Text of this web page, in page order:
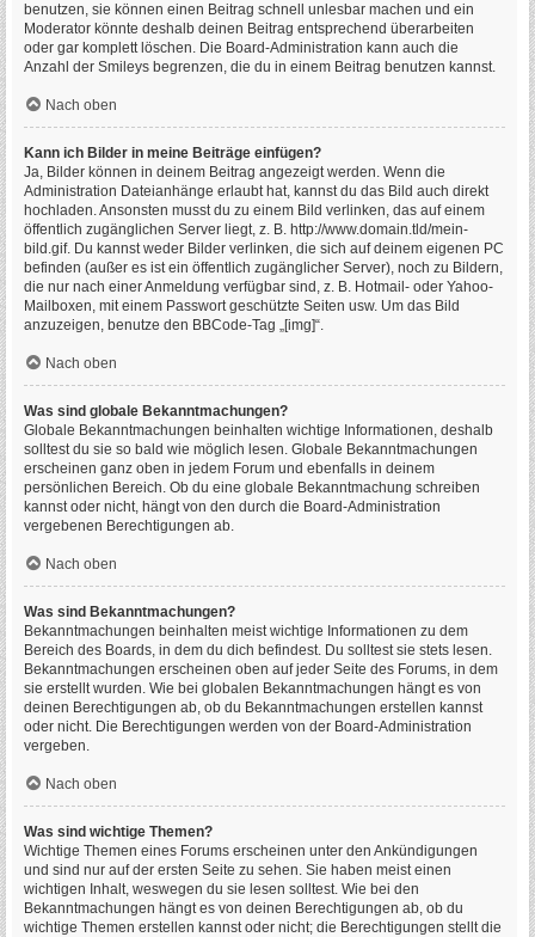
benutzen, sie können einen Beitrag schnell unlesbar machen und ein
Moderator könnte deshalb deinen Beitrag entsprechend überarbeiten
oder gar komplett löschen. Die Board-Administration kann auch die
Anzahl der Smileys begrenzen, die du in einem Beitrag benutzen kannst.
Nach oben
Kann ich Bilder in meine Beiträge einfügen?
Ja, Bilder können in deinem Beitrag angezeigt werden. Wenn die
Administration Dateianhänge erlaubt hat, kannst du das Bild auch direkt
hochladen. Ansonsten musst du zu einem Bild verlinken, das auf einem
öffentlich zugänglichen Server liegt, z. B. http://www.domain.tld/mein-
bild.gif. Du kannst weder Bilder verlinken, die sich auf deinem eigenen PC
befinden (außer es ist ein öffentlich zugänglicher Server), noch zu Bildern,
die nur nach einer Anmeldung verfügbar sind, z. B. Hotmail- oder Yahoo-
Mailboxen, mit einem Passwort geschützte Seiten usw. Um das Bild
anzuzeigen, benutze den BBCode-Tag „[img]“.
Nach oben
Was sind globale Bekanntmachungen?
Globale Bekanntmachungen beinhalten wichtige Informationen, deshalb
solltest du sie so bald wie möglich lesen. Globale Bekanntmachungen
erscheinen ganz oben in jedem Forum und ebenfalls in deinem
persönlichen Bereich. Ob du eine globale Bekanntmachung schreiben
kannst oder nicht, hängt von den durch die Board-Administration
vergebenen Berechtigungen ab.
Nach oben
Was sind Bekanntmachungen?
Bekanntmachungen beinhalten meist wichtige Informationen zu dem
Bereich des Boards, in dem du dich befindest. Du solltest sie stets lesen.
Bekanntmachungen erscheinen oben auf jeder Seite des Forums, in dem
sie erstellt wurden. Wie bei globalen Bekanntmachungen hängt es von
deinen Berechtigungen ab, ob du Bekanntmachungen erstellen kannst
oder nicht. Die Berechtigungen werden von der Board-Administration
vergeben.
Nach oben
Was sind wichtige Themen?
Wichtige Themen eines Forums erscheinen unter den Ankündigungen
und sind nur auf der ersten Seite zu sehen. Sie haben meist einen
wichtigen Inhalt, weswegen du sie lesen solltest. Wie bei den
Bekanntmachungen hängt es von deinen Berechtigungen ab, ob du
wichtige Themen erstellen kannst oder nicht; die Berechtigungen stellt die